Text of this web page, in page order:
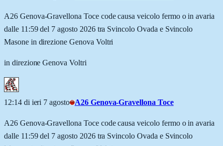
A26 Genova-Gravellona Toce code causa veicolo fermo o in avaria
dalle 11:59 del 7 agosto 2026 tra Svincolo Ovada e Svincolo
Masone in direzione Genova Voltri
in direzione Genova Voltri
12:14 di ieri 7 agosto A26 Genova-Gravellona Toce
A26 Genova-Gravellona Toce code causa veicolo fermo o in avaria
dalle 11:59 del 7 agosto 2026 tra Svincolo Ovada e Svincolo